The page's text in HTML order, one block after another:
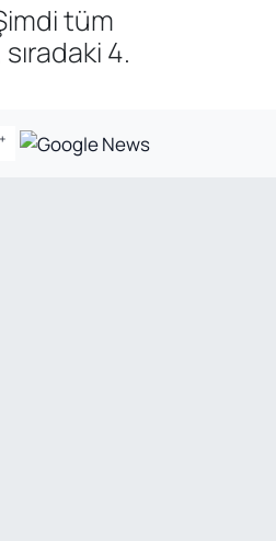
tüm
4.
+